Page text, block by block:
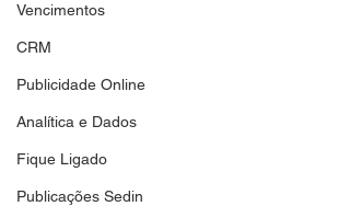
Vencimentos
CRM
Publicidade Online
Analítica e Dados
Fique Ligado
Publicações Sedin